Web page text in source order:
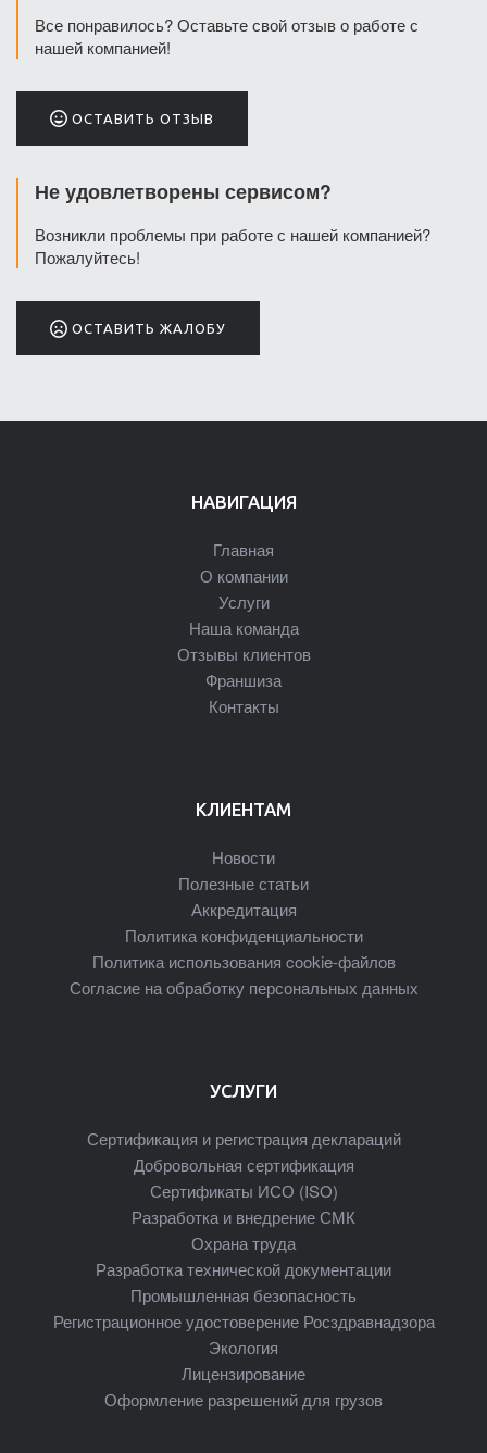
Все понравилось? Оставьте свой отзыв о работе с
нашей компанией!
ОСТАВИТЬ ОТЗЫВ
Не удовлетворены сервисом?
Возникли проблемы при работе с нашей компанией?
Пожалуйтесь!
ОСТАВИТЬ ЖАЛОБУ
НАВИГАЦИЯ
Главная
О компании
Услуги
Наша команда
Отзывы клиентов
Франшиза
Контакты
КЛИЕНТАМ
Новости
Полезные статьи
Аккредитация
Политика конфиденциальности
Политика использования cookie-файлов
Согласие на обработку персональных данных
УСЛУГИ
Сертификация и регистрация деклараций
Добровольная сертификация
Сертификаты ИСО (ISO)
Разработка и внедрение СМК
Охрана труда
Разработка технической документации
Промышленная безопасность
Регистрационное удостоверение Росздравнадзора
Экология
Лицензирование
Оформление разрешений для грузов